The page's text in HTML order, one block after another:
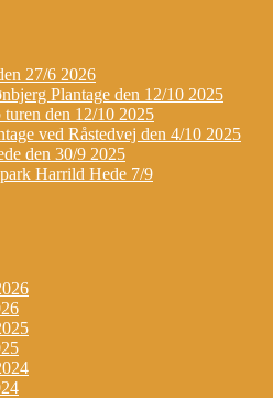
27/6 2026
Plantage den 12/10 2025
den 12/10 2025
ved Råstedvej den 4/10 2025
den 30/9 2025
Harrild Hede 7/9